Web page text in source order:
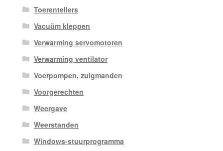
Toerentellers
Vacuüm kleppen
Verwarming servomotoren
Verwarming ventilator
Voerpompen, zuigmanden
Voorgerechten
Weergave
Weerstanden
Windows-stuurprogramma